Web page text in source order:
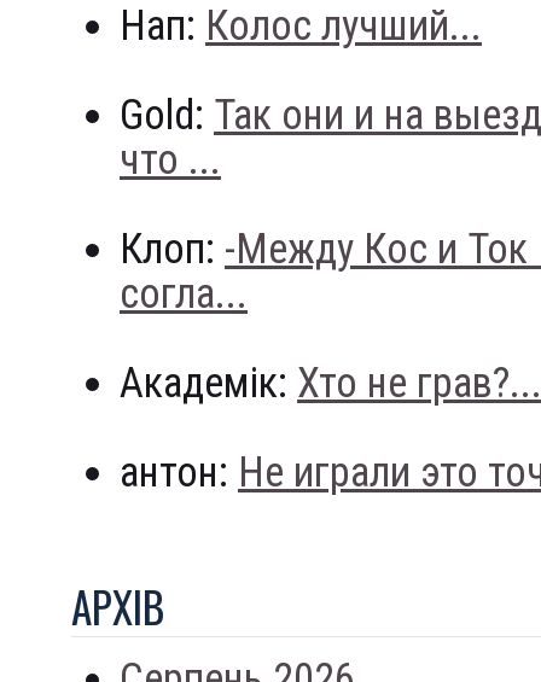
Нап: Колос лучший...
Gold: Так они и на
что ...
Клоп: -Между Кос и
согла...
Академік: Хто не грав?...
антон: Не играли это
АРХIВ